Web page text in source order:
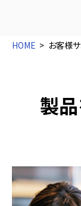
HOME お客様
製